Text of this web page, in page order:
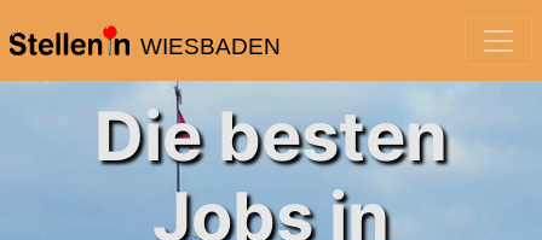
WIESBADEN
Die besten
Jobs in